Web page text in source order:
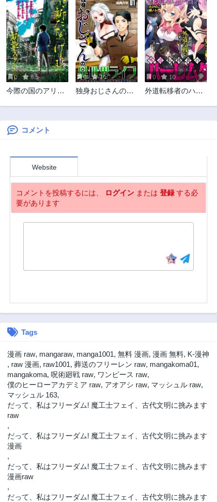
0 8.5
今際の国のアリス
0 10
独身おじさんの異
な独身こそ最高で
0 10
外道転移者のハー
コメント
Website
コメントを投稿するには、 ログイン または 登録する必
要があります
Tags
漫画 raw, mangaraw, manga1001, 無料 漫画, 漫画 無料, K-漫神
, raw 漫画, raw1001, 葬送のフリーレン raw, mangakoma01,
mangakoma, 呪術廻戦 raw, ワンピース raw,
僕のヒーローアカデミア raw, アオアシ raw, マッシュル raw,
マッシュル 163,
だって、私はフリーダム! 魔工士フェイ、古代文明に挑みます
raw
,
だって、私はフリーダム! 魔工士フェイ、古代文明に挑みます
漫画
,
だって、私はフリーダム! 魔工士フェイ、古代文明に挑みます
漫画raw
,
だって、私はフリーダム! 魔工士フェイ、古代文明に挑みます